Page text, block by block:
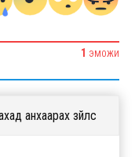
1 ЭМОЖИ
анхаарах зүйлс